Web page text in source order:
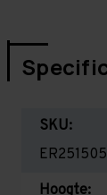
SKU:
Hoogte: